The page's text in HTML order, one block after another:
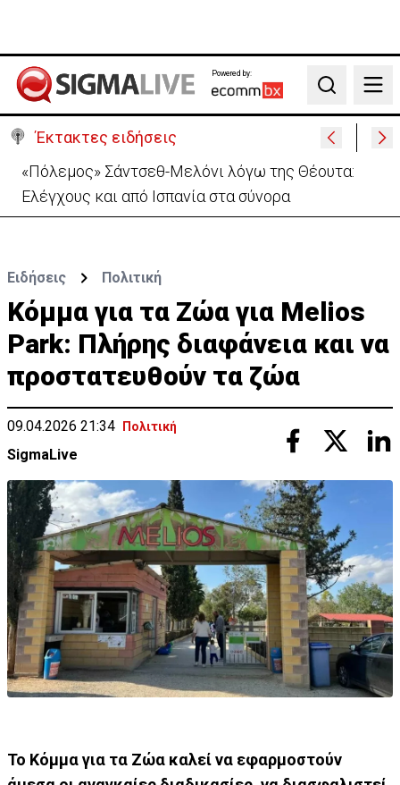
Powered by:
Search
Έκτακτες ειδήσεις
«Πόλεμος» Σάντσεθ-Μελόνι λόγω της Θέουτα:
Ελέγχους και από Ισπανία στα σύνορα
Ειδήσεις Πολιτική
Κόμμα για τα Ζώα για Melios
Park: Πλήρης διαφάνεια και να
προστατευθούν τα ζώα
09.04.2026 21:34 Πολιτική
SigmaLive
Το Κόμμα για τα Ζώα καλεί να εφαρμοστούν